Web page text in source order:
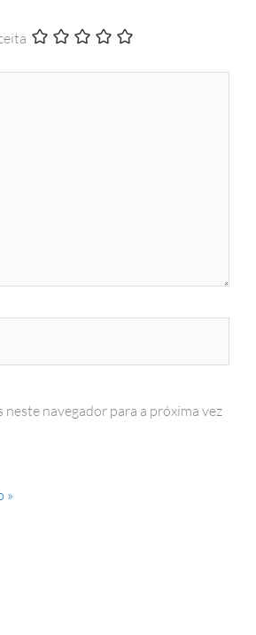
neste navegador para a próxima vez